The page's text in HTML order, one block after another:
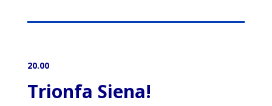
20.00
Trionfa Siena!